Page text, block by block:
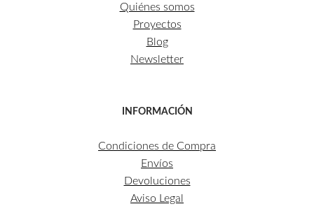
Quiénes somos
Proyectos
Blog
Newsletter
INFORMACIÓN
Condiciones de Compra
Envíos
Devoluciones
Aviso Legal